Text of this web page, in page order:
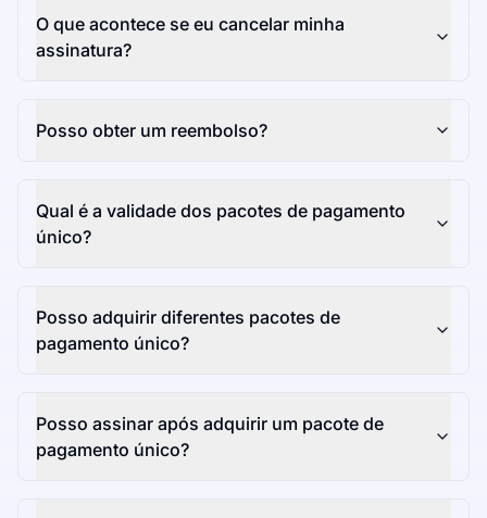
O que acontece se eu cancelar minha
assinatura?
Posso obter um reembolso?
Qual é a validade dos pacotes de pagamento
único?
Posso adquirir diferentes pacotes de
pagamento único?
Posso assinar após adquirir um pacote de
pagamento único?